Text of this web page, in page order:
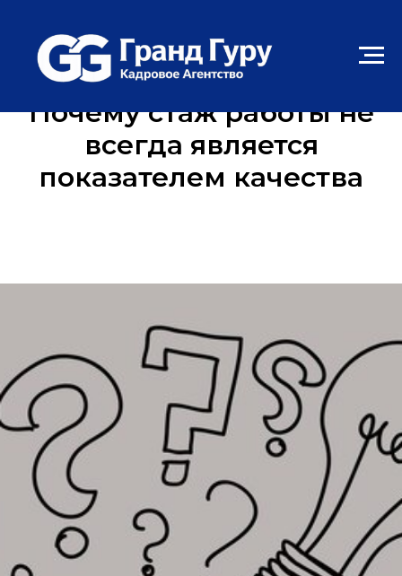
Почему стаж работы не
всегда является
показателем качества